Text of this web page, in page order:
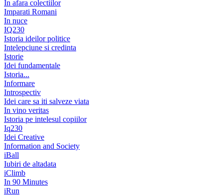
In afara colectiilor
Imparati Romani
In nuce
IQ230
Istoria ideilor politice
Intelepciune si credinta
Istorie
Idei fundamentale
Istoria...
Informare
Introspectiv
Idei care sa iti salveze viata
In vino veritas
Istoria pe intelesul copiilor
Iq230
Idei Creative
Information and Society
iBall
Iubiri de altadata
iClimb
In 90 Minutes
iRun